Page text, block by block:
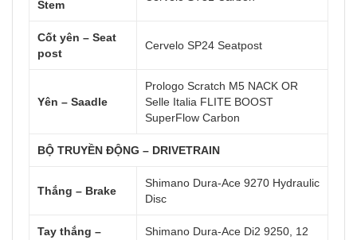
Stem
Cốt yên – Seat
post
Cervelo SP24 Seatpost
Yên – Saadle
Prologo Scratch M5 NACK OR
Selle Italia FLITE BOOST
SuperFlow Carbon
BỘ TRUYỀN ĐỘNG – DRIVETRAIN
Thắng – Brake
Shimano Dura-Ace 9270 Hydraulic
Disc
Tay thắng –
Shimano Dura-Ace Di2 9250, 12